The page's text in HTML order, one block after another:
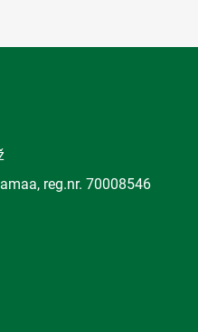
reg.nr. 70008546